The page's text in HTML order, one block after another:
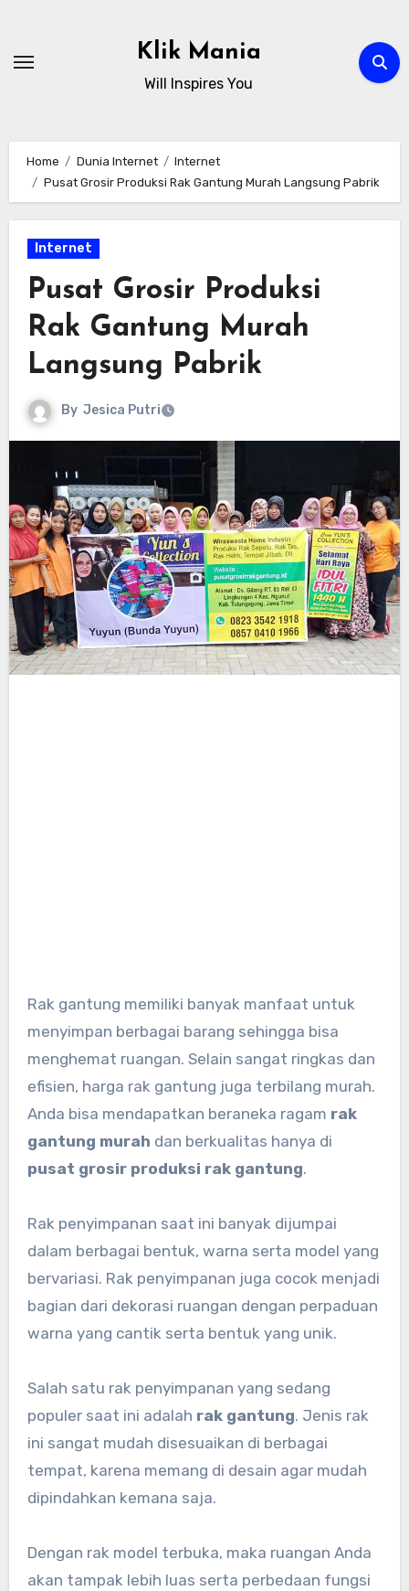
content
Klik Mania
Will Inspires You
Home Dunia Internet
Internet
Pusat Grosir Produksi Rak Gantung Murah Langsung Pabrik
Internet
Pusat Grosir Produksi
Rak Gantung Murah
Langsung Pabrik
By Jesica Putri
Rak gantung memiliki banyak manfaat untuk
menyimpan berbagai barang sehingga bisa
menghemat ruangan. Selain sangat ringkas dan
efisien, harga rak gantung juga terbilang murah.
Anda bisa mendapatkan beraneka ragam rak
gantung murah dan berkualitas hanya di
pusat grosir produksi rak gantung.
Rak penyimpanan saat ini banyak dijumpai
dalam berbagai bentuk, warna serta model yang
bervariasi. Rak penyimpanan juga cocok menjadi
bagian dari dekorasi ruangan dengan perpaduan
warna yang cantik serta bentuk yang unik.
Salah satu rak penyimpanan yang sedang
populer saat ini adalah rak gantung. Jenis rak
ini sangat mudah disesuaikan di berbagai
tempat, karena memang di desain agar mudah
dipindahkan kemana saja.
Dengan rak model terbuka, maka ruangan Anda
akan tampak lebih luas serta perbedaan fungsi